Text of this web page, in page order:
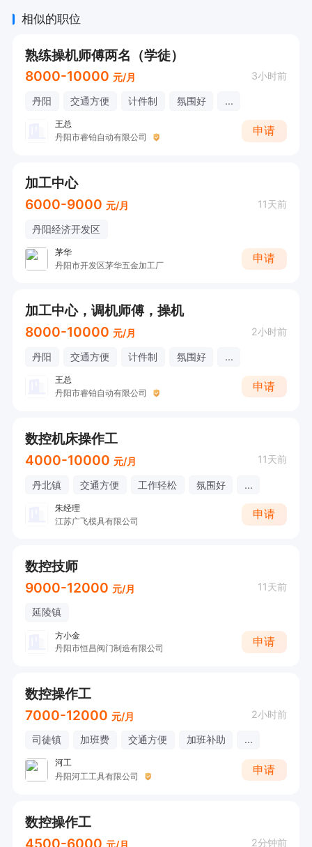
相似的职位
熟练操机师傅两名（学徒）
8000-10000 元/月 3小时前
丹阳 交通方便 计件制 氛围好 ...
王总
丹阳市睿铂自动有限公司
申请
加工中心
6000-9000 元/月 11天前
丹阳经济开发区
茅华
丹阳市开发区茅华五金加工厂
申请
加工中心，调机师傅，操机
8000-10000 元/月 2小时前
丹阳 交通方便 计件制 氛围好 ...
王总
丹阳市睿铂自动有限公司
申请
数控机床操作工
4000-10000 元/月 11天前
丹北镇 交通方便 工作轻松 氛围好 ...
朱经理
江苏广飞模具有限公司
申请
数控技师
9000-12000 元/月 11天前
延陵镇
方小金
丹阳市恒昌阀门制造有限公司
申请
数控操作工
7000-12000 元/月 2小时前
司徒镇 加班费 交通方便 加班补助 ...
河工
丹阳河工工具有限公司
申请
数控操作工
4500-6000 元/月 2分钟前